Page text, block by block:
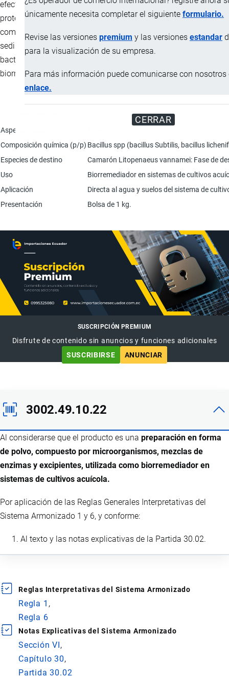
únicamente necesita completar el siguiente formulario.
Revise las versiones premium y las versiones estandar
para la visualización de su empresa.
Para más información puede comunicarse con nosotros
enlace.
CERRAR
efecto se da principalmente por su contenido de enzimas como
proteasa, amilasa y celulasa, las cuales rompen los enlaces
complejos de las sustancias nocivas disueltas en agua y
sedimentos de los sistemas acuícolas para que así las
bacterias trabajen de manera más eficiente en la
biorremediación
Aspecto físico
Composición química (p/p) Bacillus spp (bacillus Subtilis, bacillus
Especies de destino
Camarón Litopenaeus vannamei: Fase de
Uso
Biorremediador en sistemas de cultivos
Aplicación
Directa al agua y suelos del sistema de
Presentación
Bolsa de 1 kg.
SUSCRIPCIÓN PREMIUM
Disfrute de contenido sin anuncios y funciones adicionales
SUSCRIBIRSE
ANUNCIAR
3002.49.10.22
Al considerarse que el producto es una preparación en forma
de polvo, compuesto por microorganismos, mezclas de
enzimas y excipientes, utilizada como biorremediador en
sistemas de cultivos acuícola.
Por aplicación de las Reglas Generales Interpretativas del
Sistema Armonizado 1 y 6, y conforme:
Al texto y las notas explicativas de la Partida 30.02.
Reglas Interpretativas del Sistema Armonizado
Regla 1
Regla 6
Notas Explicativas del Sistema Armonizado
Sección VI
Capítulo 30
Partida 30.02